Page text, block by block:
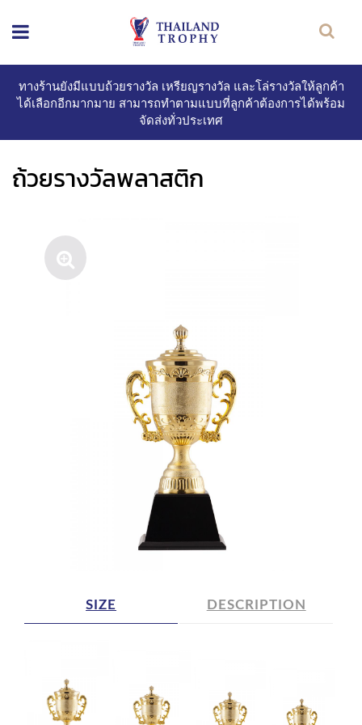
ทางร้านยังมีแบบถ้วยรางวัล เหรียญรางวัล และโล่รางวัลให้ลูกค้า
ได้เลือกอีกมากมาย สามารถทำตามแบบที่ลูกค้าต้องการได้พร้อม
จัดส่งทั่วประเทศ
ถ้วยรางวัลพลาสติก
SIZE DESCRIPTION